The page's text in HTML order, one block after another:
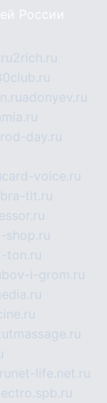
России
2rich.ru
adonyev.ru
day.ru
card-voice.ru
tlt.ru
shop.ru
ton.ru
i-grom.ru
net-life.net.ru